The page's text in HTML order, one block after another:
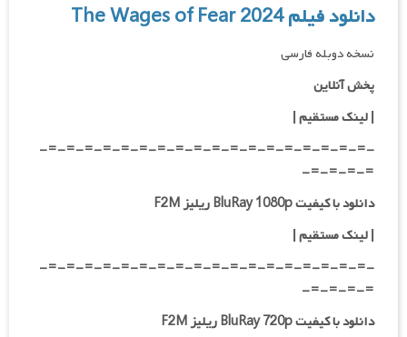
دانلود فیلم The Wages of Fear 2024
نسخه دوبله فارسی
پخش آنلاین
| لینک مستقیم|
-=-=-=-=-=-=-=-=-=-=-=-=-=-=-=-=-=-=-
=-=-=-=-
دانلود با کیفیت BluRay 1080p ریلیز F2M
|لینک مستقیم|
-=-=-=-=-=-=-=-=-=-=-=-=-=-=-=-=-=-=-
=-=-=-=-
دانلود با کیفیت BluRay 720p ریلیز F2M